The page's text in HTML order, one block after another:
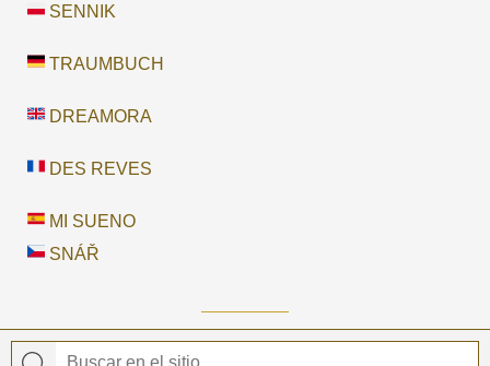
SENNIK
TRAUMBUCH
DREAMORA
DES REVES
MI SUENO
SNÁŘ